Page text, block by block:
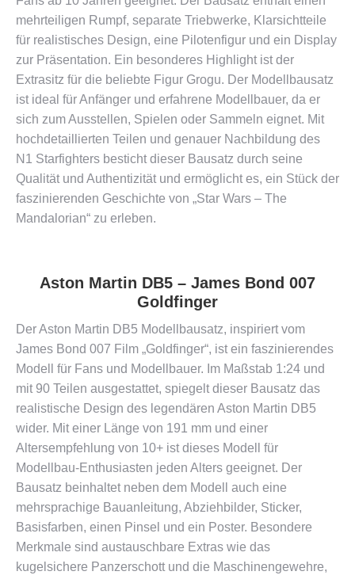
mehrteiligen Rumpf, separate Triebwerke, Klarsichtteile
für realistisches Design, eine Pilotenfigur und ein Display
zur Präsentation. Ein besonderes Highlight ist der
Extrasitz für die beliebte Figur Grogu. Der Modellbausatz
ist ideal für Anfänger und erfahrene Modellbauer, da er
sich zum Ausstellen, Spielen oder Sammeln eignet. Mit
hochdetaillierten Teilen und genauer Nachbildung des
N1 Starfighters besticht dieser Bausatz durch seine
Qualität und Authentizität und ermöglicht es, ein Stück der
faszinierenden Geschichte von „Star Wars – The
Mandalorian“ zu erleben​​.
Aston Martin DB5 – James Bond 007
Goldfinger
Der Aston Martin DB5 Modellbausatz, inspiriert vom
James Bond 007 Film „Goldfinger“, ist ein faszinierendes
Modell für Fans und Modellbauer. Im Maßstab 1:24 und
mit 90 Teilen ausgestattet, spiegelt dieser Bausatz das
realistische Design des legendären Aston Martin DB5
wider. Mit einer Länge von 191 mm und einer
Altersempfehlung von 10+ ist dieses Modell für
Modellbau-Enthusiasten jeden Alters geeignet. Der
Bausatz beinhaltet neben dem Modell auch eine
mehrsprachige Bauanleitung, Abziehbilder, Sticker,
Basisfarben, einen Pinsel und ein Poster. Besondere
Merkmale sind austauschbare Extras wie das
kugelsichere Panzerschott und die Maschinengewehre,